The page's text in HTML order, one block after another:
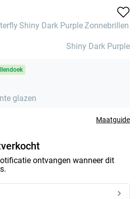
Shiny Dark PurpleZonnebrillen
Shiny Dark Purple
glazen
Maatguide
ontvangen wanneer dit